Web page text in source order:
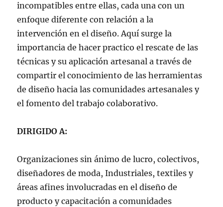
incompatibles entre ellas, cada una con un
enfoque diferente con relación a la
intervención en el diseño. Aquí surge la
importancia de hacer practico el rescate de las
técnicas y su aplicación artesanal a través de
compartir el conocimiento de las herramientas
de diseño hacia las comunidades artesanales y
el fomento del trabajo colaborativo.
DIRIGIDO A:
Organizaciones sin ánimo de lucro, colectivos,
diseñadores de moda, Industriales, textiles y
áreas afines involucradas en el diseño de
producto y capacitación a comunidades